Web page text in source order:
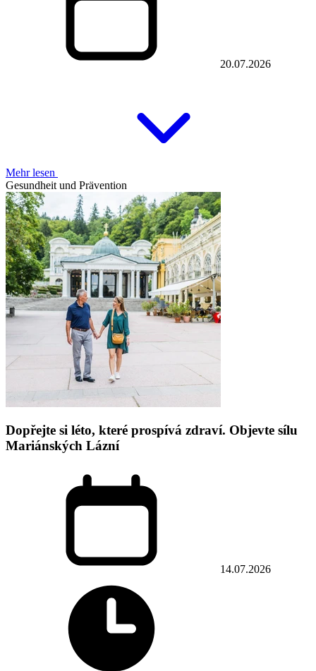
20.07.2026
Mehr lesen
Gesundheit und Prävention
Dopřejte si léto, které prospívá zdraví. Objevte sílu
Mariánských Lázní
14.07.2026